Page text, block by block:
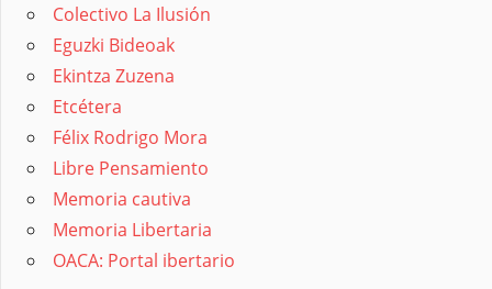
Colectivo La Ilusión
Eguzki Bideoak
Ekintza Zuzena
Etcétera
Félix Rodrigo Mora
Libre Pensamiento
Memoria cautiva
Memoria Libertaria
OACA: Portal ibertario